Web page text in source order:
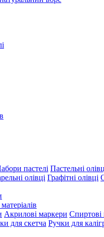
пастелі Пастельні
олівці Графітні олівці
Акрилові маркери
для скетча Ручки для